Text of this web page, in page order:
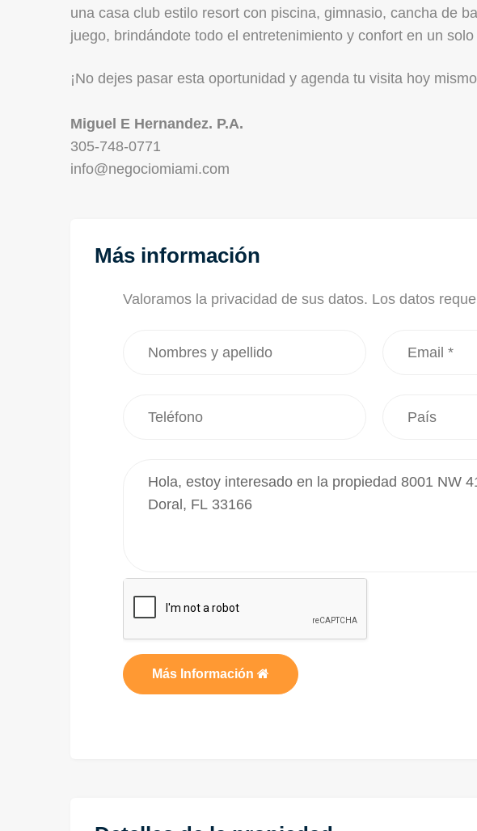
una casa club estilo resort con piscina, gimnasio, cancha de
juego, brindándote todo el entretenimiento y confort en un solo
¡No dejes pasar esta oportunidad y agenda tu visita hoy
Miguel E Hernandez. P.A.
305-748-0771
info@negociomiami.com
Más información
Valoramos la privacidad de sus datos. Los datos
Más Información